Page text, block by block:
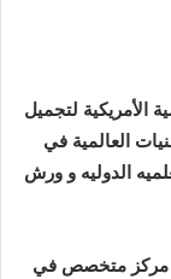
لتجميل
العالمية في
الدوليه و ورش
مركز متخصص في